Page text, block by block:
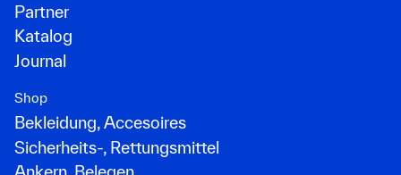
Partner
Katalog
Journal
Shop
Bekleidung, Accesoires
Sicherheits-, Rettungsmittel